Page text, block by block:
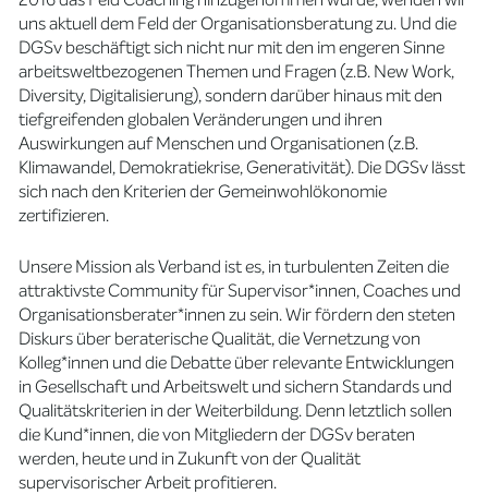
uns aktuell dem Feld der Organisationsberatung zu. Und die
DGSv beschäftigt sich nicht nur mit den im engeren Sinne
arbeitsweltbezogenen Themen und Fragen (z.B. New Work,
Diversity, Digitalisierung), sondern darüber hinaus mit den
tiefgreifenden globalen Veränderungen und ihren
Auswirkungen auf Menschen und Organisationen (z.B.
Klimawandel, Demokratiekrise, Generativität). Die DGSv lässt
sich nach den Kriterien der Gemeinwohlökonomie
zertifizieren.
Unsere Mission als Verband ist es, in turbulenten Zeiten die
attraktivste Community für Supervisor*innen, Coaches und
Organisationsberater*innen zu sein. Wir fördern den steten
Diskurs über beraterische Qualität, die Vernetzung von
Kolleg*innen und die Debatte über relevante Entwicklungen
in Gesellschaft und Arbeitswelt und sichern Standards und
Qualitätskriterien in der Weiterbildung. Denn letztlich sollen
die Kund*innen, die von Mitgliedern der DGSv beraten
werden, heute und in Zukunft von der Qualität
supervisorischer Arbeit profitieren.